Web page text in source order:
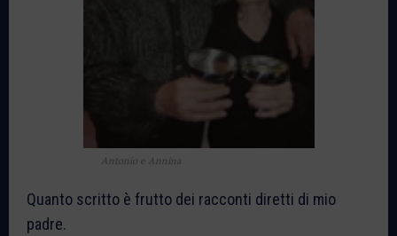
Antonio e Annina
Quanto scritto è frutto dei racconti diretti di mio
padre.